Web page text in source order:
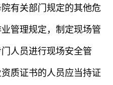
有关部门规定的其他危
管理规定，制定现场管
人员进行现场安全管
质证书的人员应当持证